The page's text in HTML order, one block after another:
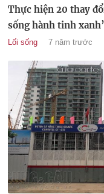
Thực hiện 20 thay
sống hành tinh
Lối sống 7 năm trước